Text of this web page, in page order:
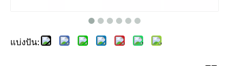
ปริซึมกันน้ำ (5', เคลือบทองแดง)
แบ่งปัน: